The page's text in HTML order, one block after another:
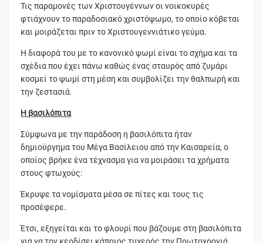
Τις παραμονές των Χριστουγέννων οι νοικοκυρές
φτιάχνουν το παραδοσιακό χριστόψωμο, το οποίο κόβεται
και μοιράζεται πριν το Χριστουγεννιάτικο γεύμα.
Η διαφορά του με το κανονικό ψωμί είναι το σχήμα και τα
σχέδια που έχει πάνω καθώς ένας σταυρός από ζυμάρι
κοσμεί το ψωμί στη μέση και συμβολίζει την θαλπωρή και
την ζεστασιά.
Η βασιλόπιτα
Σύμφωνα με την παράδοση η βασιλόπιτα ήταν
δημιούργημα του Μέγα Βασίλειου από την Καισαρεία, ο
οποίος βρήκε ένα τέχνασμα για να μοιράσει τα χρήματα
στους φτωχούς:
Έκρυψε τα νομίσματα μέσα σε πίτες και τους τις
προσέφερε.
Έτσι, εξηγείται και το φλουρί που βάζουμε στη βασιλόπιτα